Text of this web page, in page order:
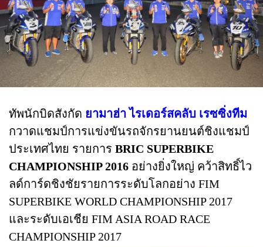
ทัพนักบิดสังกัด ยามาฮ่า ไรเดอร์สคลับ เรซซิ่งทีม
กวาดแชมป์การแข่งขันรถจักรยานยนต์ชิงแชมป์
ประเทศไทย รายการ BRIC SUPERBIKE
CHAMPIONSHIP 2016 อย่างยิ่งใหญ่ คว้าสิทธิ์ไว
ลด์การ์ดชิงชัยรายการระดับโลกอย่าง FIM
SUPERBIKE WORLD CHAMPIONSHIP 2017
และระดับเอเชีย FIM ASIA ROAD RACE
CHAMPIONSHIP 2017